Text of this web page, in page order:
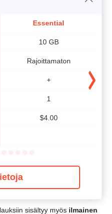
Essential
10 GB
Rajoittamaton
+
1
$4.00
sisältyy myös ilmainen